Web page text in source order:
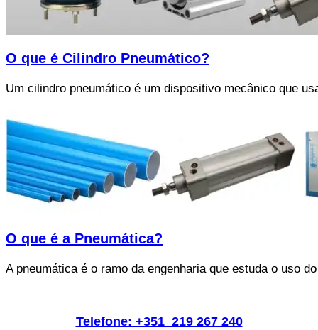
O que é Cilindro Pneumático?
Um cilindro pneumático é um dispositivo mecânico que
O que é a Pneumática?
A pneumática é o ramo da engenharia que estuda o uso
.
Telefone: +351 219 267 240